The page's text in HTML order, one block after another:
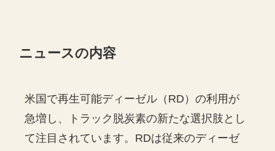
ニュースの内容
米国で再生可能ディーゼル（RD）の利用が
急増し、トラック脱炭素の新たな選択肢とし
て注目されています。RDは従来のディーゼ